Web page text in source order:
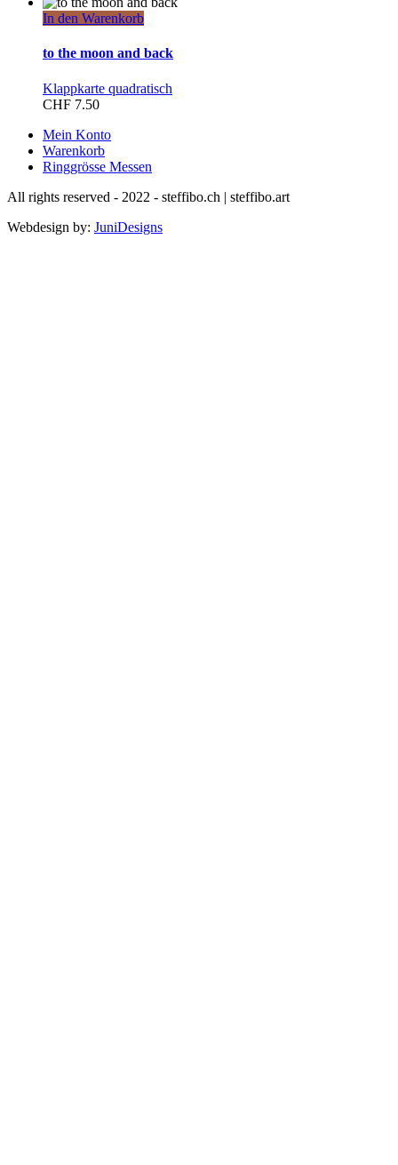
In den Warenkorb
to the moon and back
Klappkarte quadratisch
CHF 7.50
Mein Konto
Warenkorb
Ringgrösse Messen
All rights reserved - 2022 - steffibo.ch | steffibo.art
Webdesign by: JuniDesigns